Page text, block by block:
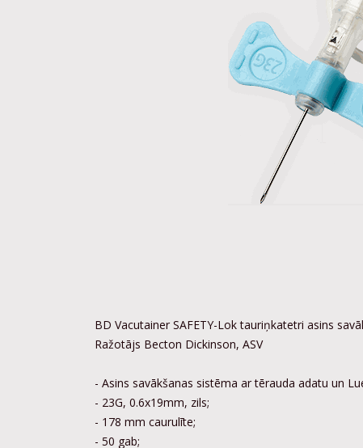
BD Vacutainer SAFETY-Lok tauriņkatetri asins
Ražotājs Becton Dickinson, ASV
- Asins savākšanas sistēma ar tērauda adatu un
- 23G, 0.6x19mm, zils;
- 178 mm caurulīte;
- 50 gab;